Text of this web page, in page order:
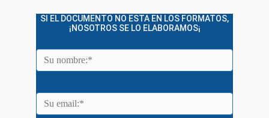
SI EL DOCUMENTO NO ESTA EN LOS FORMATOS,
¡NOSOTROS SE LO ELABORAMOS¡